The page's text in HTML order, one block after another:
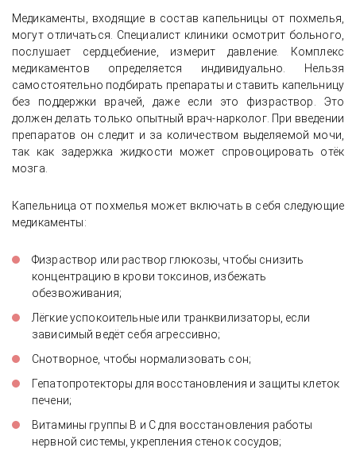
Медикаменты, входящие в состав капельницы от похмелья,
могут отличаться. Специалист клиники осмотрит больного,
послушает сердцебиение, измерит давление. Комплекс
медикаментов определяется индивидуально. Нельзя
самостоятельно подбирать препараты и ставить капельницу
без поддержки врачей, даже если это физраствор. Это
должен делать только опытный врач-нарколог. При введении
препаратов он следит и за количеством выделяемой мочи,
так как задержка жидкости может спровоцировать отёк
мозга.
Капельница от похмелья может включать в себя следующие
медикаменты:
Физраствор или раствор глюкозы, чтобы снизить
концентрацию в крови токсинов, избежать
обезвоживания;
Лёгкие успокоительные или транквилизаторы, если
зависимый ведёт себя агрессивно;
Снотворное, чтобы нормализовать сон;
Гепатопротекторы для восстановления и защиты клеток
печени;
Витамины группы В и С для восстановления работы
нервной системы, укрепления стенок сосудов;